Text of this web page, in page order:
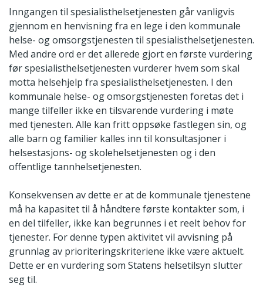
Inngangen til spesialisthelsetjenesten går vanligvis
gjennom en henvisning fra en lege i den kommunale
helse- og omsorgstjenesten til spesialisthelsetjenesten.
Med andre ord er det allerede gjort en første vurdering
før spesialisthelsetjenesten vurderer hvem som skal
motta helsehjelp fra spesialisthelsetjenesten. I den
kommunale helse- og omsorgstjenesten foretas det i
mange tilfeller ikke en tilsvarende vurdering i møte
med tjenesten. Alle kan fritt oppsøke fastlegen sin, og
alle barn og familier kalles inn til konsultasjoner i
helsestasjons- og skolehelsetjenesten og i den
offentlige tannhelsetjenesten.
Konsekvensen av dette er at de kommunale tjenestene
må ha kapasitet til å håndtere første kontakter som, i
en del tilfeller, ikke kan begrunnes i et reelt behov for
tjenester. For denne typen aktivitet vil avvisning på
grunnlag av prioriteringskriteriene ikke være aktuelt.
Dette er en vurdering som Statens helsetilsyn slutter
seg til.